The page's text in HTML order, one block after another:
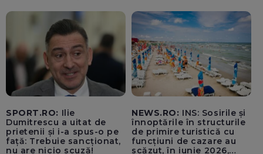
SPORT.RO: Ilie
Dumitrescu a uitat de
prietenii și i-a spus-o pe
față: Trebuie sancționat,
nu are nicio scuză!
NEWS.RO: INS: Sosirile și
înnoptările în structurile
de primire turistică cu
funcțiuni de cazare au
scăzut, în iunie 2026,